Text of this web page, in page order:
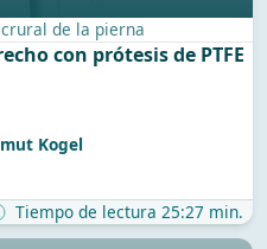
de la pierna
con prótesis de PTFE
Prof. Dr. med. Helmut Kogel
Tiempo de lectura 25:27 min.